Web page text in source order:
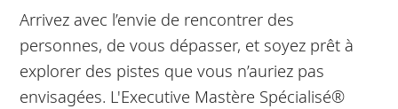
Arrivez avec l’envie de rencontrer des
personnes, de vous dépasser, et soyez prêt à
explorer des pistes que vous n’auriez pas
envisagées. L'Executive Mastère Spécialisé®